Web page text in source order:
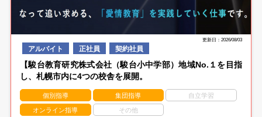
更新日：2026/08/03
アルバイト 正社員 契約社員
【駿台教育研究株式会社（駿台小中学部）地域No.１を目指
し、札幌市内に4つの校舎を展開。
個別指導 集団指導 自立学習
オンライン指導 その他